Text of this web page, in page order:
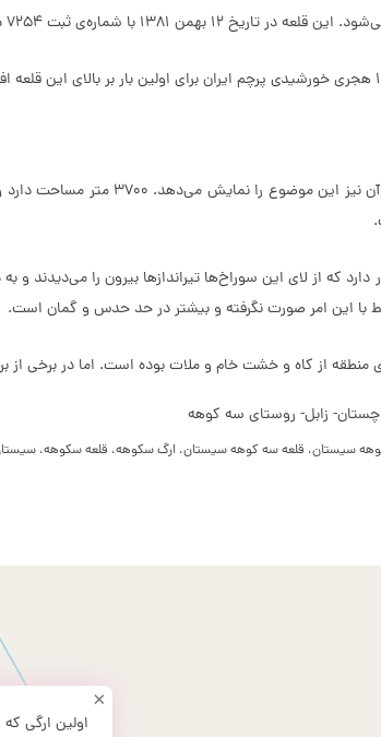
ثبت 7254 در فهرست آثار ملی ایران ثبت شده است.
این قلعه از نوع تدافعی
با این امر صورت نگرفته و بیشتر در حد حدس و گمان است.
منطقه از کاه و خشت خام و ملات بوده است. اما در برخی
زابل- روستای سه کوهه
سیستان، قلعه سه کوهه سیستان، ارگ سکوهه، قلعه سکوهه، سیستان
اولین ارگی
×